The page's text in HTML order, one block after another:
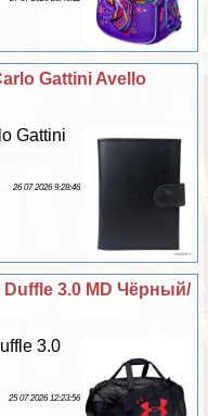
Gattini Avello
Gattini
26 07 2026 9:28:46
3.0 MD Чёрный/
3.0
25 07 2026 12:23:56